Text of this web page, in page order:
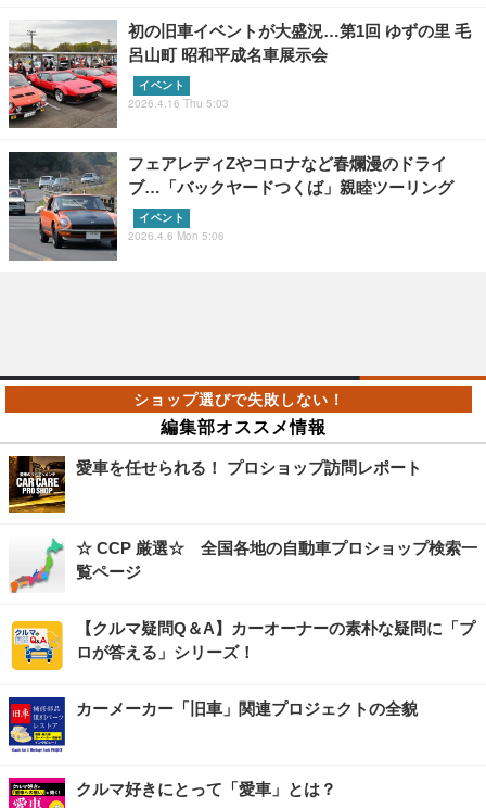
初の旧車イベントが大盛況…第1回 ゆずの里 毛
呂山町 昭和平成名車展示会
イベント
2026.4.16 Thu 5:03
フェアレディZやコロナなど春爛漫のドライ
ブ…「バックヤードつくば」親睦ツーリング
イベント
2026.4.6 Mon 5:06
編集部オススメ情報
愛車を任せられる！ プロショップ訪問レポート
☆ CCP 厳選☆ 全国各地の自動車プロショップ検索一
覧ページ
【クルマ疑問Q＆A】カーオーナーの素朴な疑問に「プ
ロが答える」シリーズ！
カーメーカー「旧車」関連プロジェクトの全貌
クルマ好きにとって「愛車」とは？